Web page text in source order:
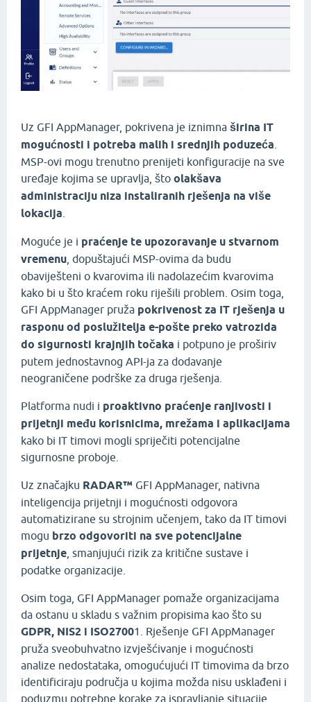
Uz GFI AppManager, pokrivena je iznimna širina IT
mogućnosti i potreba malih i srednjih poduzeća
MSP-ovi mogu trenutno prenijeti konfiguracije na sve
uređaje kojima se upravlja, što olakšava
administraciju niza instaliranih rješenja na više
lokacija
Moguće je i praćenje te upozoravanje u stvarnom
vremenu , dopuštajući MSP-ovima da budu
obaviješteni o kvarovima ili nadolazećim kvarovima
kako bi u što kraćem roku riješili problem. Osim toga,
GFI AppManager pruža pokrivenost za IT rješenja u
rasponu od poslužitelja e-pošte preko vatrozida
do sigurnosti krajnjih točaka i potpuno je proširiv
putem jednostavnog API-ja za dodavanje
neograničene podrške za druga rješenja.
Platforma nudi i proaktivno praćenje ranjivosti i
prijetnji među korisnicima, mrežama i aplikacijama
kako bi IT timovi mogli spriječiti potencijalne
sigurnosne proboje.
Uz značajku RADAR™ GFI AppManager, nativna
inteligencija prijetnji i mogućnosti odgovora
automatizirane su strojnim učenjem, tako da IT timovi
mogu brzo odgovoriti na sve potencijalne
prijetnje , smanjujući rizik za kritične sustave i
podatke organizacije.
Osim toga, GFI AppManager pomaže organizacijama
da ostanu u skladu s važnim propisima kao što su
GDPR, NIS2 i ISO27001. Rješenje GFI AppManager
pruža sveobuhvatno izvješćivanje i mogućnosti
analize nedostataka, omogućujući IT timovima da brzo
identificiraju područja u kojima možda nisu usklađeni i
poduzmu potrebne korake za ispravljanje situacije.